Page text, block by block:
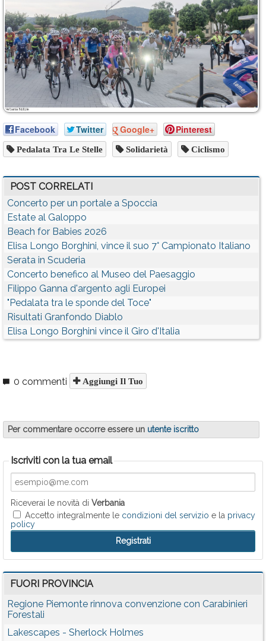
Facebook Twitter Google+ Pinterest
Pedalata Tra Le Stelle Solidarietà Ciclismo
POST CORRELATI
Concerto per un portale a Spoccia
Estate al Galoppo
Beach for Babies 2026
Elisa Longo Borghini, vince il suo 7° Campionato Italiano
Serata in Scuderia
Concerto benefico al Museo del Paesaggio
Filippo Ganna d'argento agli Europei
"Pedalata tra le sponde del Toce"
Risultati Granfondo Diablo
Elisa Longo Borghini vince il Giro d'Italia
0 commenti Aggiungi Il Tuo
Per commentare occorre essere un utente iscritto
Iscriviti con la tua email
Riceverai le novità di Verbania
Accetto integralmente le condizioni del servizio e la privacy
policy
FUORI PROVINCIA
Regione Piemonte rinnova convenzione con Carabinieri
Forestali
Lakescapes - Sherlock Holmes